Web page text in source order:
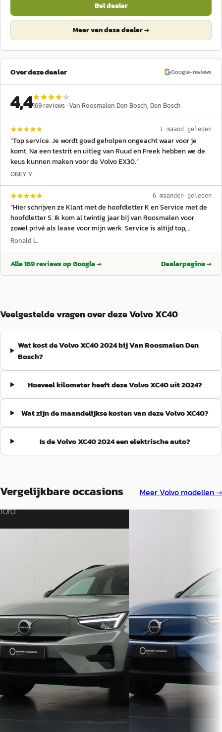
Bel dealer
Meer van deze dealer →
Over deze dealer Google-reviews
4,4169reviews ·Van Roosmalen Den Bosch, Den Bosch
1 maand geleden
“Top service. Je wordt goed geholpen ongeacht waar voor je
komt. Na een testrit en uitleg van Ruud en Freek hebben we de
keus kunnen maken voor de Volvo EX30.”
OBEY Y.
6 maanden geleden
“Hier schrijven ze Klant met de hoofdletter K en Service met de
hoofdletter S. Ik kom al twintig jaar bij van Roosmalen voor
zowel privé als lease voor mijn werk. Service is altijd top,
afspraken worden nagekomen (word ik blij van) en bij de
koning. Dat ligt niet aan een individu, dat ligt aan de cultuur en
aan de aansturing. En dat doen ze erg goed. Dikke aanrader.
Ronald L.
Alle169reviews op Google → Dealerpagina →
Veelgestelde vragen over deze Volvo XC40
Wat kost de Volvo XC40 2024 bij Van Roosmalen Den
Bosch?
Hoeveel kilometer heeft deze Volvo XC40 uit 2024?
Wat zijn de maandelijkse kosten van deze Volvo XC40?
Is de Volvo XC40 2024 een elektrische auto?
Vergelijkbare occasions MeerVolvo modellen →
EV
Volvo XC40·2024
v.a. € 762/mnd
Boven markt
2024 · 10.966 km · Elektrisch ·
Automaat
Wensink Ford Apeldoorn·
Apeldoorn
4,0 (285)
% SoH(indicatie)Bekijk
aanbieding →
v.a. € 760/mnd
Boven markt
2024 · 22.345 km ·
Automaat
Wensink Occasions
Emmeloord 4,1(441)
% SoH(indicatie)Bekijk
aanbieding →
Vergelijk